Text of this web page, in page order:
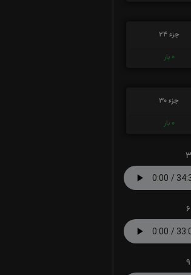
جزء 24
0 بار
جزء 30
0 بار